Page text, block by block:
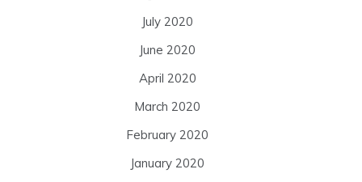
July 2020
June 2020
April 2020
March 2020
February 2020
January 2020